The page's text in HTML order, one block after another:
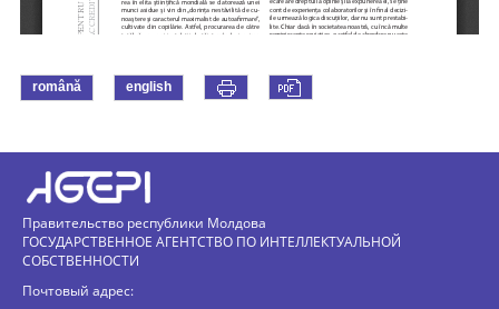
română english
Правительство республики Молдова
ГОСУДАРСТВЕННОЕ АГЕНТСТВО ПО ИНТЕЛЛЕКТУАЛЬНОЙ
СОБСТВЕННОСТИ
Почтовый адрес: